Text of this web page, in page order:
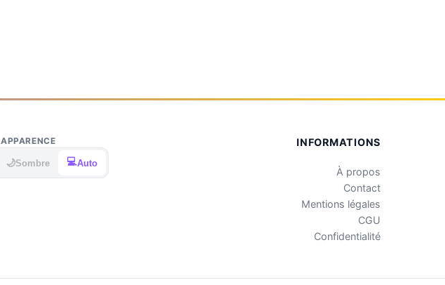
APPARENCE
🌙Sombre 💻Auto
INFORMATIONS
À propos
Contact
Mentions légales
CGU
Confidentialité